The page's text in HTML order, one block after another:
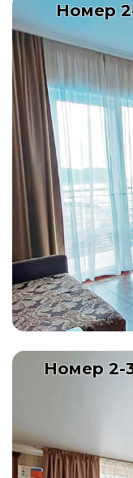
Номер
Номер 2-